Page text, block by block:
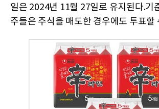
일은 2024년 11월 27일로 유지된다.기
주들은 주식을 매도한 경우에도 투표할